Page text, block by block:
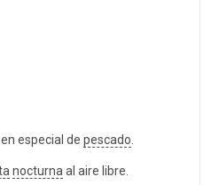
en especial de pescado
nocturna al aire libre.